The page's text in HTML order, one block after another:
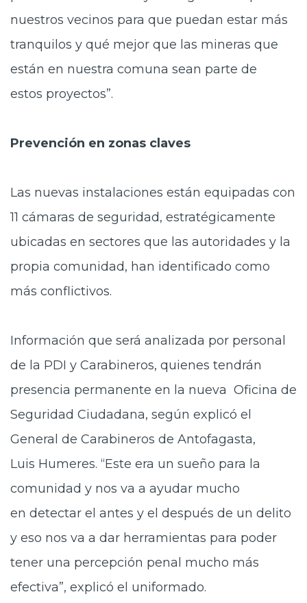
nuestros vecinos para que puedan estar más
tranquilos y qué mejor que las mineras que
están en nuestra comuna sean parte de
estos proyectos”.
Prevención en zonas claves
Las nuevas instalaciones están equipadas con
11 cámaras de seguridad, estratégicamente
ubicadas en sectores que las autoridades y la
propia comunidad, han identificado como
más conflictivos.
Información que será analizada por personal
de la PDI y Carabineros, quienes tendrán
presencia permanente en la nueva Oficina de
Seguridad Ciudadana, según explicó el
General de Carabineros de Antofagasta,
Luis Humeres. “Este era un sueño para la
comunidad y nos va a ayudar mucho
en detectar el antes y el después de un delito
y eso nos va a dar herramientas para poder
tener una percepción penal mucho más
efectiva”, explicó el uniformado.